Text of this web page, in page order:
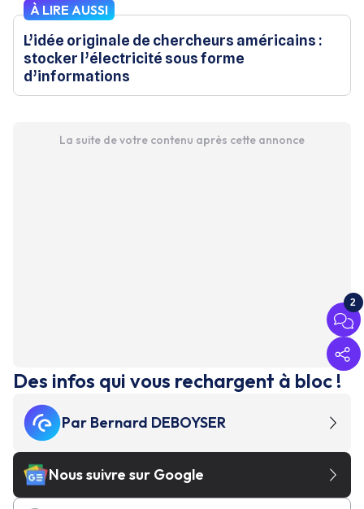
À LIRE AUSSI
L’idée originale de chercheurs américains :
stocker l’électricité sous forme
d’informations
La suite de votre contenu après cette annonce
2
Des infos qui vous rechargent à bloc !
Par Bernard DEBOYSER
Nous suivre sur Google